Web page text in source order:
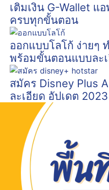
เติมเงิน G-Wallet แ
ครบทุกขั้นตอน
ออกแบบโลโก้ ง่ายๆ
พร้อมขั้นตอนแบบละ
สมัคร Disney Plus
ละเอียด อัปเดต 2023